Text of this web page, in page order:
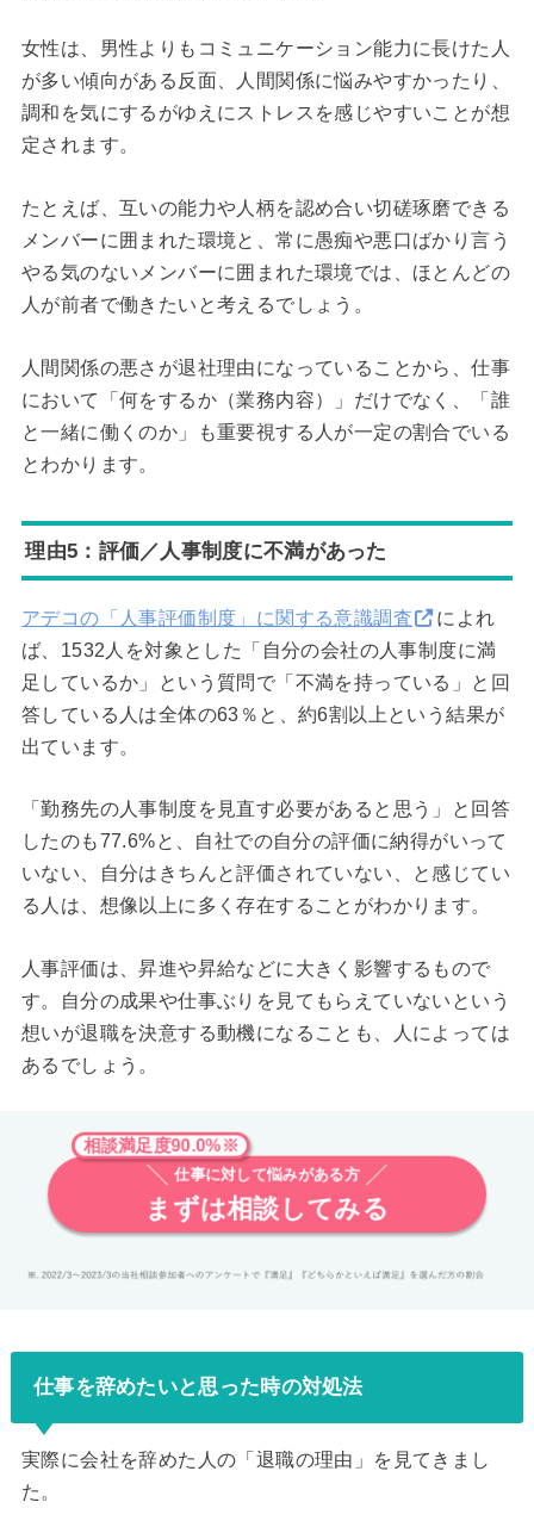
女性は、男性よりもコミュニケーション能力に長けた人
が多い傾向がある反面、人間関係に悩みやすかったり、
調和を気にするがゆえにストレスを感じやすいことが想
定されます。
たとえば、互いの能力や人柄を認め合い切磋琢磨できる
メンバーに囲まれた環境と、常に愚痴や悪口ばかり言う
やる気のないメンバーに囲まれた環境では、ほとんどの
人が前者で働きたいと考えるでしょう。
人間関係の悪さが退社理由になっていることから、仕事
において「何をするか（業務内容）」だけでなく、「誰
と一緒に働くのか」も重要視する人が一定の割合でいる
とわかります。
理由5：評価／人事制度に不満があった
アデコの「人事評価制度」に関する意識調査
によれ
ば、1532人を対象とした「自分の会社の人事制度に満
足しているか」という質問で「不満を持っている」と回
答している人は全体の63％と、約6割以上という結果が
出ています。
「勤務先の人事制度を見直す必要があると思う」と回答
したのも77.6%と、自社での自分の評価に納得がいって
いない、自分はきちんと評価されていない、と感じてい
る人は、想像以上に多く存在することがわかります。
人事評価は、昇進や昇給などに大きく影響するもので
す。自分の成果や仕事ぶりを見てもらえていないという
想いが退職を決意する動機になることも、人によっては
あるでしょう。
相談満足度90.0%※
仕事に対して悩みがある方
まずは相談してみる
仕事を辞めたいと思った時の対処法
実際に会社を辞めた人の「退職の理由」を見てきまし
た。